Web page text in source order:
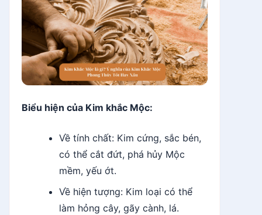
Biểu hiện của Kim khắc Mộc:
Về tính chất: Kim cứng, sắc bén,
có thể cắt đứt, phá hủy Mộc
mềm, yếu ớt.
Về hiện tượng: Kim loại có thể
làm hỏng cây, gãy cành, lá.